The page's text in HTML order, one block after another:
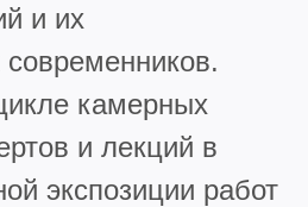
и их
современников.
камерных
и лекций в
экспозиции работ